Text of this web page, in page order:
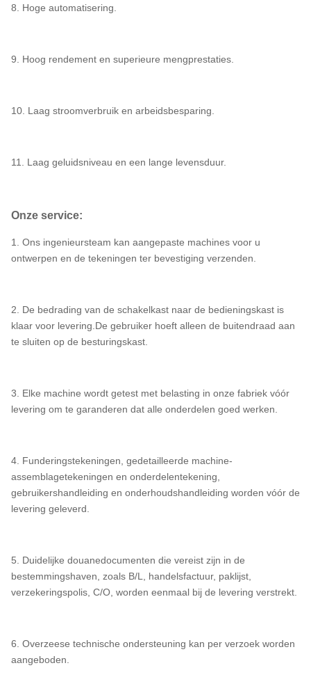
8. Hoge automatisering.
9. Hoog rendement en superieure mengprestaties.
10. Laag stroomverbruik en arbeidsbesparing.
11. Laag geluidsniveau en een lange levensduur.
Onze service:
1. Ons ingenieursteam kan aangepaste machines voor u
ontwerpen en de tekeningen ter bevestiging verzenden.
2. De bedrading van de schakelkast naar de bedieningskast is
klaar voor levering.De gebruiker hoeft alleen de buitendraad aan
te sluiten op de besturingskast.
3. Elke machine wordt getest met belasting in onze fabriek vóór
levering om te garanderen dat alle onderdelen goed werken.
4. Funderingstekeningen, gedetailleerde machine-
assemblagetekeningen en onderdelentekening,
gebruikershandleiding en onderhoudshandleiding worden vóór de
levering geleverd.
5. Duidelijke douanedocumenten die vereist zijn in de
bestemmingshaven, zoals B/L, handelsfactuur, paklijst,
verzekeringspolis, C/O, worden eenmaal bij de levering verstrekt.
6. Overzeese technische ondersteuning kan per verzoek worden
aangeboden.